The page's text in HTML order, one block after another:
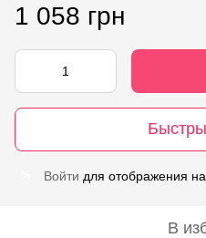
1 058 грн
Войти для отображения
В